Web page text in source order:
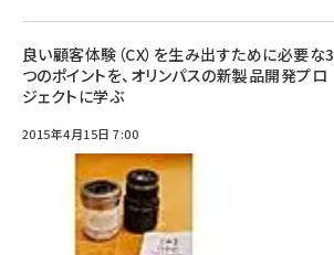
良い顧客体験（CX）を生み出すために必要な3
つのポイントを、オリンパスの新製品開発プロ
ジェクトに学ぶ
2015年4月15日 7:00